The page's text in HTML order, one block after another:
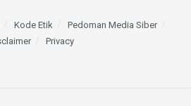
Kode Etik
Pedoman Media Siber
Privacy